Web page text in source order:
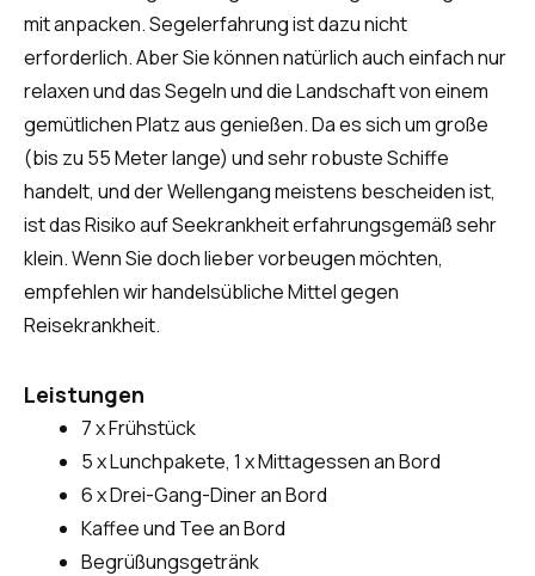
mit anpacken. Segelerfahrung ist dazu nicht
erforderlich. Aber Sie können natürlich auch einfach nur
relaxen und das Segeln und die Landschaft von einem
gemütlichen Platz aus genießen. Da es sich um große
(bis zu 55 Meter lange) und sehr robuste Schiffe
handelt, und der Wellengang meistens bescheiden ist,
ist das Risiko auf Seekrankheit erfahrungsgemäß sehr
klein. Wenn Sie doch lieber vorbeugen möchten,
empfehlen wir handelsübliche Mittel gegen
Reisekrankheit.
Leistungen
7 x Frühstück
5 x Lunchpakete, 1 x Mittagessen an Bord
6 x Drei-Gang-Diner an Bord
Kaffee und Tee an Bord
Begrüßungsgetränk